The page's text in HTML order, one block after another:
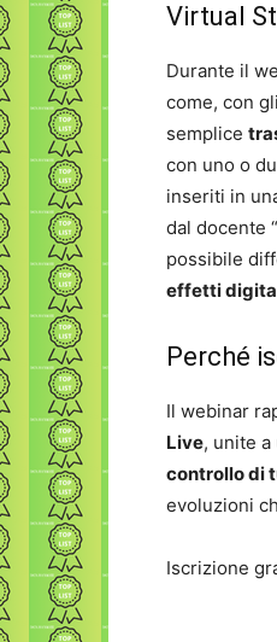
Virtual
Durante il
come, con
semplice
con uno o
inseriti in
dal docente
possibile
effetti
Perché
Il webinar
Live, unite a
controllo di t
evoluzioni
Iscrizione